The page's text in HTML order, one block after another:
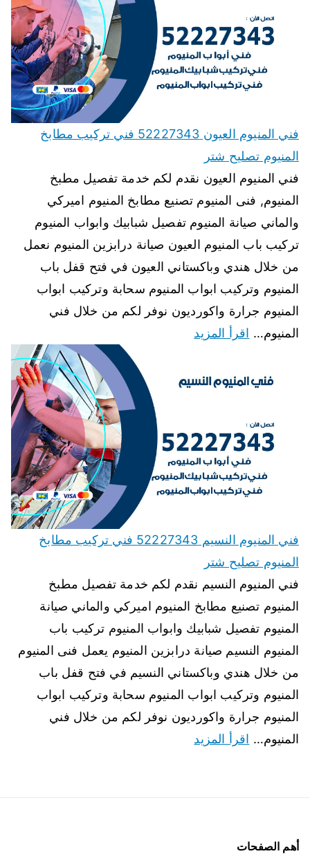
فني المنيوم العيون 52227343 فني تركيب مطابخ
المنيوم تصليح شتر
فني المنيوم العيون نقدم لكم خدمة تفصيل مطبخ
المنيوم, فنى المنيوم تصنيع مطابخ المنيوم اميركي
والماني صيانة المنيوم تفصيل شبابيك وابواب المنيوم
تركيب باب المنيوم العيون صيانة درابزين المنيوم نعمل
من خلال هندي وباكستاني العيون في فتح قفل باب
المنيوم وتركيب ابواب المنيوم سحابة وتركيب ابواب
المنيوم جرارة واكورديون نوفر لكم من خلال فني
المنيوم… اقرأ المزيد
فني المنيوم النسيم 52227343 فني تركيب مطابخ
المنيوم تصليح شتر
فني المنيوم النسيم نقدم لكم خدمة تفصيل مطبخ
المنيوم تصنيع مطابخ المنيوم اميركي والماني صيانة
المنيوم تفصيل شبابيك وابواب المنيوم تركيب باب
المنيوم النسيم صيانة درابزين المنيوم يعمل فنى المنيوم
من خلال هندي وباكستاني النسيم في فتح قفل باب
المنيوم وتركيب ابواب المنيوم سحابة وتركيب ابواب
المنيوم جرارة واكورديون نوفر لكم من خلال فني
المنيوم… اقرأ المزيد
أهم الصفحات